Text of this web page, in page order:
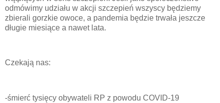
odmówimy udziału w akcji szczepień wszyscy będziemy
zbierali gorzkie owoce, a pandemia będzie trwała jeszcze
długie miesiące a nawet lata.
Czekają nas:
-śmierć tysięcy obywateli RP z powodu COVID-19